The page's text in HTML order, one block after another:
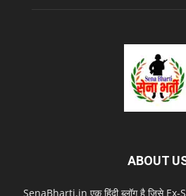
ABOUT
SenaBharti.in एक हिंदी ब्लॉग है जिसे